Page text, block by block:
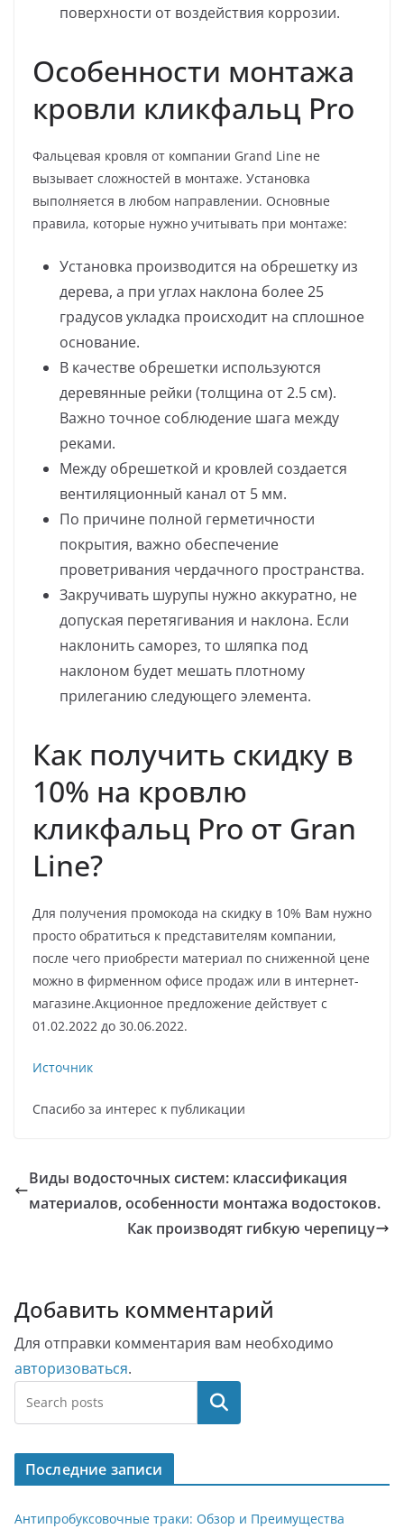
поверхности от воздействия коррозии.
Особенности монтажа
кровли кликфальц Pro
Фальцевая кровля от компании Grand Line не
вызывает сложностей в монтаже. Установка
выполняется в любом направлении. Основные
правила, которые нужно учитывать при монтаже:
Установка производится на обрешетку из
дерева, а при углах наклона более 25
градусов укладка происходит на сплошное
основание.
В качестве обрешетки используются
деревянные рейки (толщина от 2.5 см).
Важно точное соблюдение шага между
реками.
Между обрешеткой и кровлей создается
вентиляционный канал от 5 мм.
По причине полной герметичности
покрытия, важно обеспечение
проветривания чердачного пространства.
Закручивать шурупы нужно аккуратно, не
допуская перетягивания и наклона. Если
наклонить саморез, то шляпка под
наклоном будет мешать плотному
прилеганию следующего элемента.
Как получить скидку в
10% на кровлю
кликфальц Pro от Gran
Line?
Для получения промокода на скидку в 10% Вам нужно
просто обратиться к представителям компании,
после чего приобрести материал по сниженной цене
можно в фирменном офисе продаж или в интернет-
магазине.Акционное предложение действует с
01.02.2022 до 30.06.2022.
Источник
Спасибо за интерес к публикации
Виды водосточных систем: классификация
материалов, особенности монтажа водостоков.
Как производят гибкую черепицу
Добавить комментарий
Для отправки комментария вам необходимо
авторизоваться.
Поиск
Последние записи
Антипробуксовочные траки: Обзор и Преимущества